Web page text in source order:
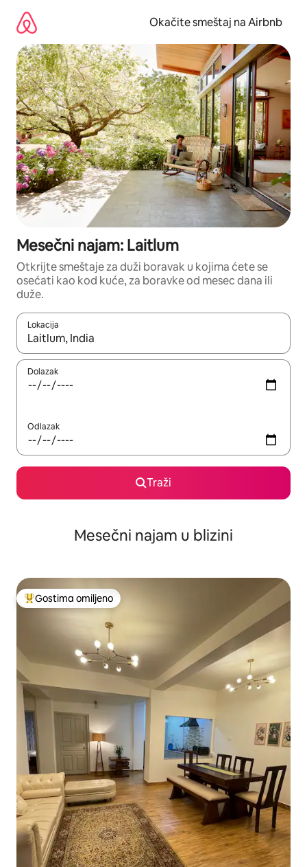
sadržaj
Okačite smeštaj na Airbnb
Mesečni najam: Laitlum
Otkrijte smeštaje za duži boravak u kojima ćete se
osećati kao kod kuće, za boravke od mesec dana ili
duže.
Lokacija
Kad su rezultati dostupni, možete da se krećete kroz njih
Dolazak
Odlazak
Traži
Mesečni najam u blizini
Najuspešniji među gostima omiljenim
Gostima omiljeno